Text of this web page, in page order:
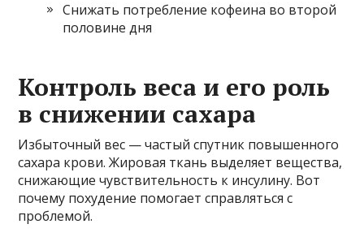
Снижать потребление кофеина во второй
половине дня
Контроль веса и его роль
в снижении сахара
Избыточный вес — частый спутник повышенного
сахара крови. Жировая ткань выделяет вещества,
снижающие чувствительность к инсулину. Вот
почему похудение помогает справляться с
проблемой.